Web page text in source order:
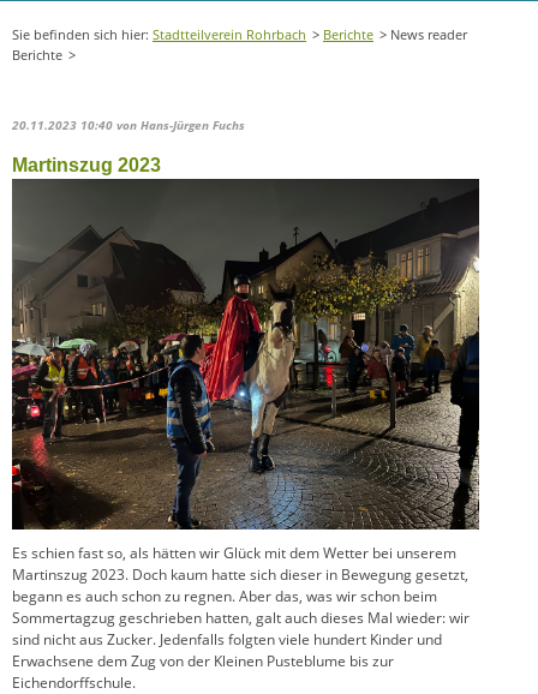
Stadtteilverein Rohrbach Berichte
News reader
Berichte
20.11.2023 10:40 von Hans-Jürgen Fuchs
Martinszug 2023
Es schien fast so, als hätten wir Glück mit dem Wetter bei unserem
Martinszug 2023. Doch kaum hatte sich dieser in Bewegung gesetzt,
begann es auch schon zu regnen. Aber das, was wir schon beim
Sommertagzug geschrieben hatten, galt auch dieses Mal wieder: wir
sind nicht aus Zucker. Jedenfalls folgten viele hundert Kinder und
Erwachsene dem Zug von der Kleinen Pusteblume bis zur
Eichendorffschule.